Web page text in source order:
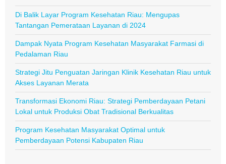
Di Balik Layar Program Kesehatan Riau: Mengupas
Tantangan Pemerataan Layanan di 2024
Dampak Nyata Program Kesehatan Masyarakat Farmasi di
Pedalaman Riau
Strategi Jitu Penguatan Jaringan Klinik Kesehatan Riau untuk
Akses Layanan Merata
Transformasi Ekonomi Riau: Strategi Pemberdayaan Petani
Lokal untuk Produksi Obat Tradisional Berkualitas
Program Kesehatan Masyarakat Optimal untuk
Pemberdayaan Potensi Kabupaten Riau